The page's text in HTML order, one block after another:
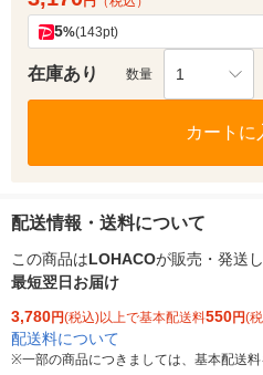
5%(143pt)
在庫あり 数量 1
カートに
配送情報・送料について
この商品はLOHACOが販売・発送し
最短翌日お届け
3,780円(税込)以上で基本配送料550円(
配送料について
※一部の商品につきましては、基本配送料